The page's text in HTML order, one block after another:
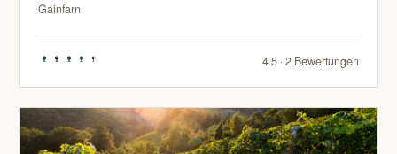
Gainfarn
4.5 · 2 Bewertungen